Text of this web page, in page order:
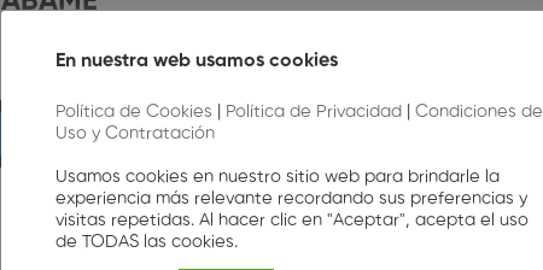
Comentarios
Este usuario no ha hecho comentarios.
En nuestra web usamos cookies
Política de Cookies Política de Privacidad
Condiciones de
Uso y Contratación
Usamos cookies en nuestro sitio web para brindarle la
experiencia más relevante recordando sus preferencias y
visitas repetidas. Al hacer clic en "Aceptar", acepta el uso
de TODAS las cookies.